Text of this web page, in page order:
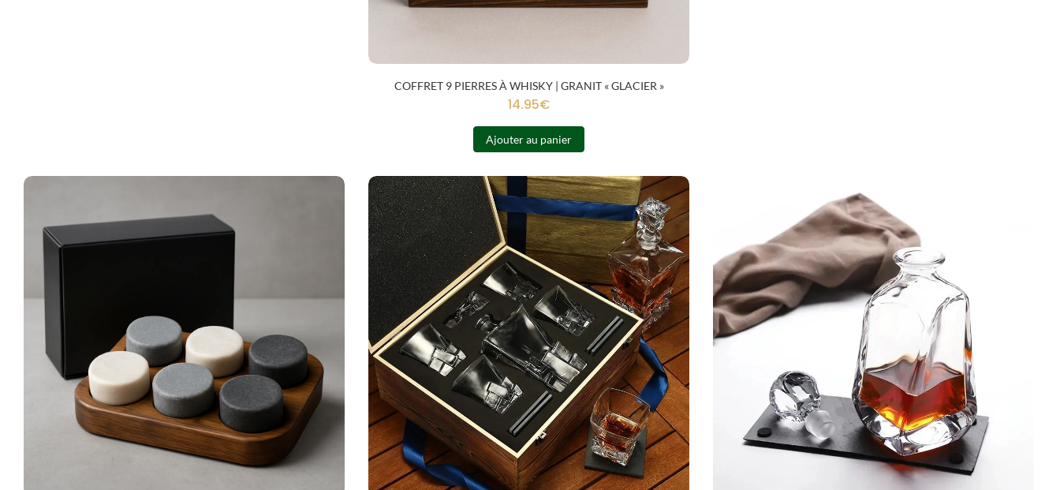
COFFRET 9 PIERRES À WHISKY | GRANIT « GLACIER »
14.95€
Ajouter au panier